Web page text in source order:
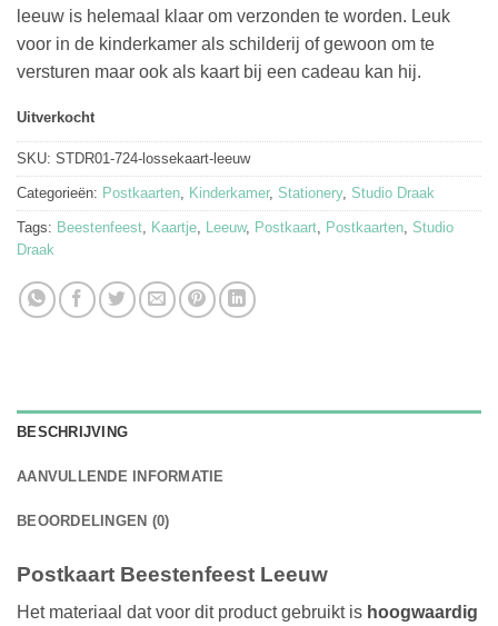
leeuw is helemaal klaar om verzonden te worden. Leuk
voor in de kinderkamer als schilderij of gewoon om te
versturen maar ook als kaart bij een cadeau kan hij.
Uitverkocht
SKU: STDR01-724-lossekaart-leeuw
Categorieën: Postkaarten Kinderkamer, Stationery, Studio Draak
Tags: Beestenfeest Kaartje Leeuw, Postkaart Postkaarten Studio
Draak
BESCHRIJVING
AANVULLENDE INFORMATIE
BEOORDELINGEN (0)
Postkaart Beestenfeest Leeuw
Het materiaal dat voor dit product gebruikt is hoogwaardig